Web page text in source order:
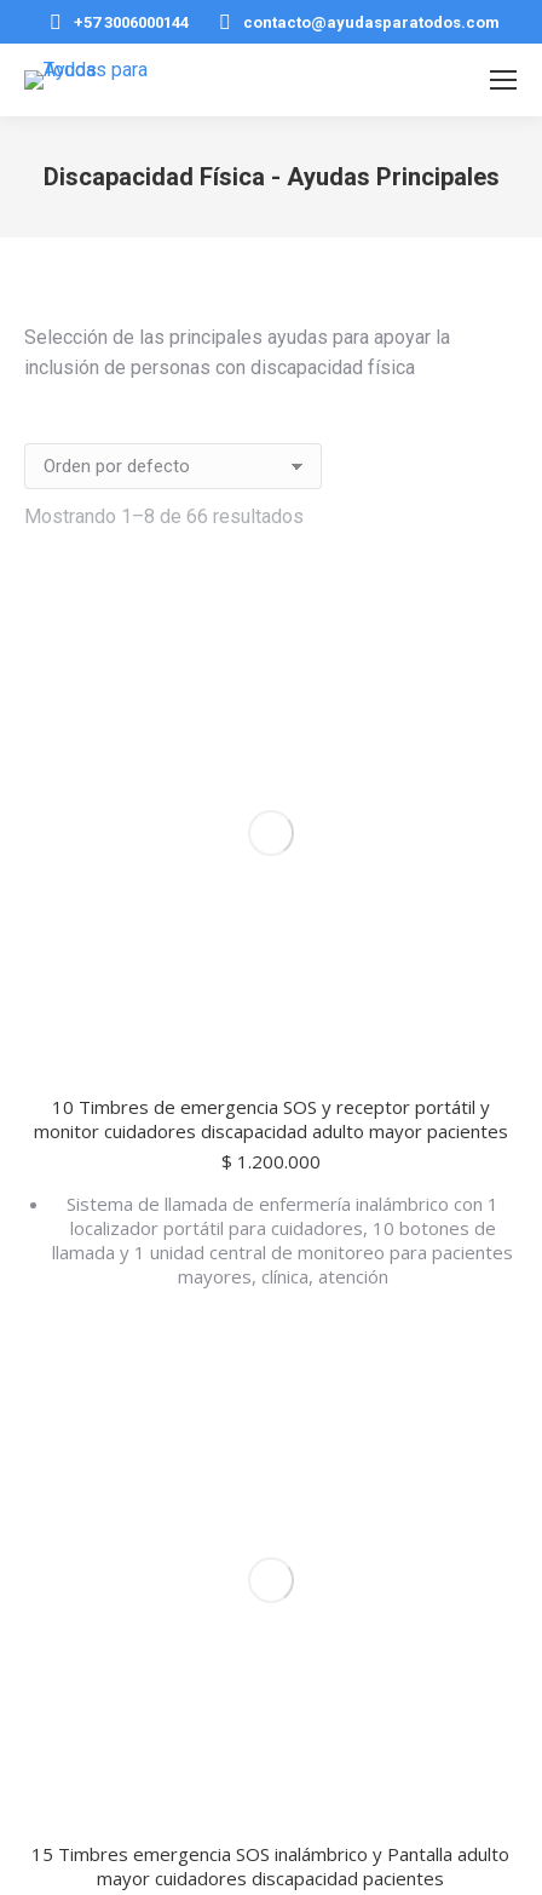
+57 3006000144 contacto@ayudasparatodos.com
Discapacidad Física - Ayudas Principales
Selección de las principales ayudas para apoyar la
inclusión de personas con discapacidad física
Mostrando 1–8 de 66 resultados
10 Timbres de emergencia SOS y receptor portátil y
monitor cuidadores discapacidad adulto mayor pacientes
$ 1.200.000
Sistema de llamada de enfermería inalámbrico con 1
localizador portátil para cuidadores, 10 botones de
llamada y 1 unidad central de monitoreo para pacientes
mayores, clínica, atención
15 Timbres emergencia SOS inalámbrico y Pantalla adulto
mayor cuidadores discapacidad pacientes